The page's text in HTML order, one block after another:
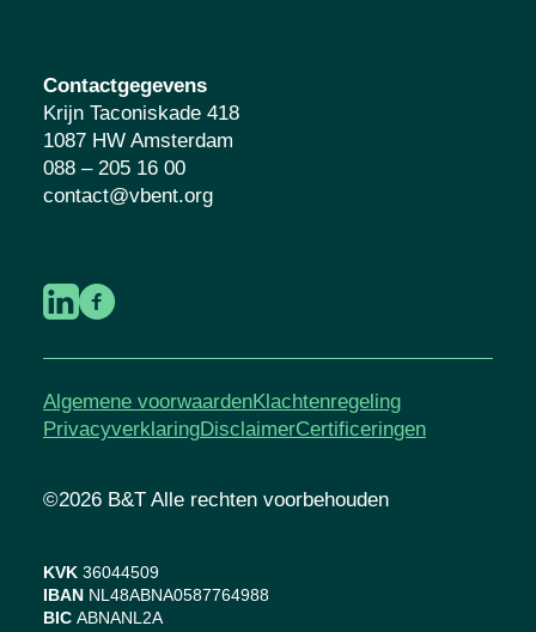
Contactgegevens
Krijn Taconiskade 418
1087 HW Amsterdam
088 – 205 16 00
contact@vbent.org
Algemene voorwaardenKlachtenregeling
PrivacyverklaringDisclaimerCertificeringen
©2026 B&T Alle rechten voorbehouden
KVK 36044509
IBAN NL48ABNA0587764988
BIC ABNANL2A